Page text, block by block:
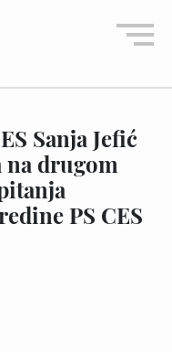
Sanja Jefić
na drugom
PS CES